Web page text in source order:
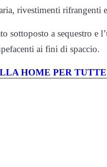
rivestimenti rifrangenti
sottoposto a sequestro e
ai fini di spaccio.
HOME PER